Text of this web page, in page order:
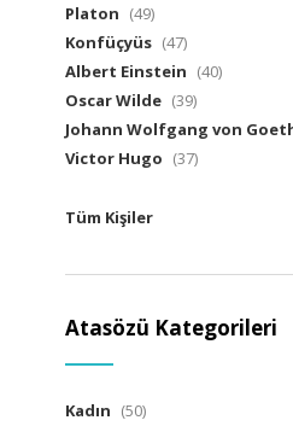
Platon (49)
Konfüçyüs (47)
Albert Einstein (40)
Oscar Wilde (39)
Johann Wolfgang von
Victor Hugo (37)
Tüm Kişiler
Atasözü Kategorileri
Kadın (50)